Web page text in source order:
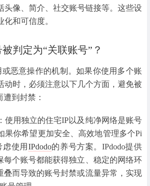
头像、简介、社交账号链接等。这些设
和可信度。
判定为“关联账号”？
或恶意操作的机制。如果你使用多个账
动时，必须注意以下几个方面，避免被
到封禁：
使用独立的住宅IP以及纯净网络是账号
果你希望更加安全、高效地管理多个Pi
虑使用 IPdodo的养号方案。IPdodo提供
每个账号都能获得独立、稳定的网络环
叠而导致的账号封禁或流量异常，实现